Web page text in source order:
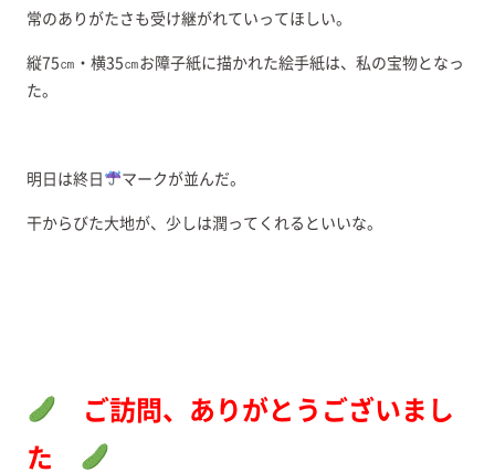
常のありがたさも受け継がれていってほしい。
縦75㎝・横35㎝お障子紙に描かれた絵手紙は、私の宝物となっ
た。
明日は終日 マークが並んだ。
干からびた大地が、少しは潤ってくれるといいな。
ご訪問、ありがとうございまし
た